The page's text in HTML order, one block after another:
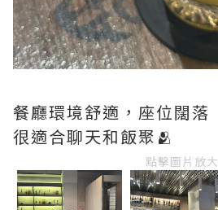
餐廳環境舒適，座位闊落
很適合聊天和飯聚🫂
點擊圖片放大